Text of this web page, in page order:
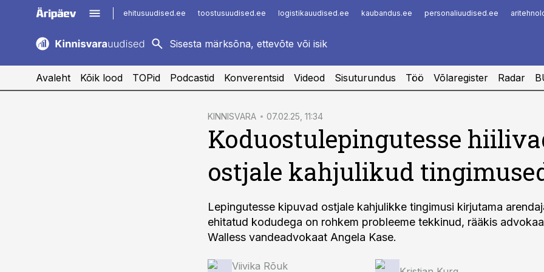
ehitusuudised.ee toostusuudised.ee logistikauudised.ee kaubandus.ee personaliuudised.ee
kaubandus.ee
logistikauudised.ee
imelineajalugu.ee
Infopank
Avaleht Kõik lood TOPid Podcastid Konverentsid Videod Sisuturundus Töö Võlaregister Radar
KINNISVARA 07.02.25, 11:34
Koduostulepingutesse
ostjale kahjulikud
Lepingutesse kipuvad ostjale kahjulikke tingimusi kirjutama
ehitatud kodudega on rohkem probleeme tekkinud, rääkis
Walless vandeadvokaat Angela Kase.
Viivika Rõuk